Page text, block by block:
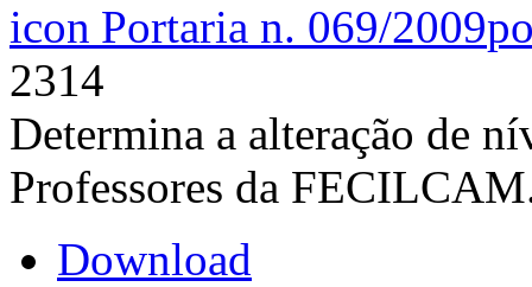
Portaria n. 069/2009
2314
Determina a alteração de
Professores da
Download